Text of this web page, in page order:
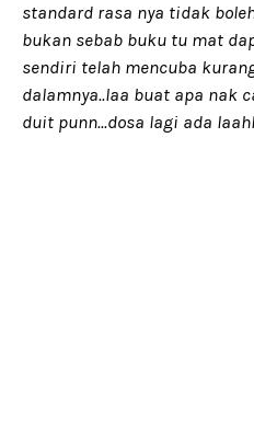
standard rasa nya tidak
bukan sebab buku tu mat
sendiri telah mencuba
dalamnya..laa buat apa nak
duit punn...dosa lagi ada